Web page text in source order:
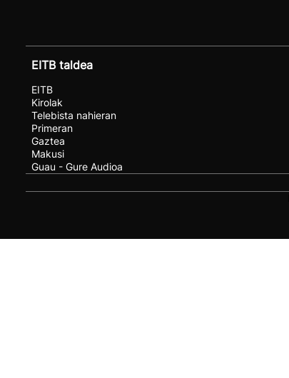
EITB taldea
EITB
Kirolak
Telebista nahieran
Primeran
Gaztea
Makusi
Guau - Gure Audioa